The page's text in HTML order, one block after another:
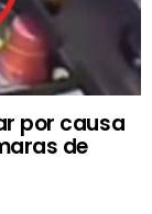
por causa
de